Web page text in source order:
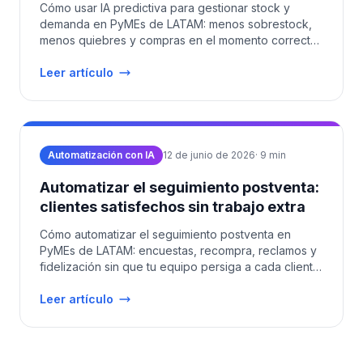
Cómo usar IA predictiva para gestionar stock y
demanda en PyMEs de LATAM: menos sobrestock,
menos quiebres y compras en el momento correcto.
Leer artículo
Automatización con IA 12 de junio de 2026· 9 min
Automatizar el seguimiento postventa:
clientes satisfechos sin trabajo extra
Cómo automatizar el seguimiento postventa en
PyMEs de LATAM: encuestas, recompra, reclamos y
fidelización sin que tu equipo persiga a cada cliente
Leer artículo